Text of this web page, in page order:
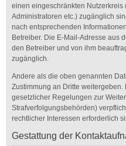
einen eingeschränkten Nutzerkreis
Administratoren etc.) zugänglich
nach entsprechenden
Betreiber. Die E-Mail-Adresse aus
den Betreiber und von ihm
zugänglich.
Andere als die oben genannten
Zustimmung an Dritte
gesetzlicher Regelungen zur
Strafverfolgungsbehörden)
rechtlicher Interessen erforderlich
Gestattung der